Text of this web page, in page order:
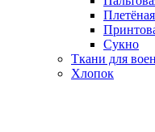
Плетёная
Сукно
Ткани для
Хлопок